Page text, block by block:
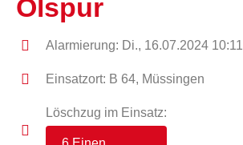
Ölspur
Alarmierung: Di., 16.07.2024 10:11
Einsatzort: B 64, Müssingen
Löschzug im Einsatz: